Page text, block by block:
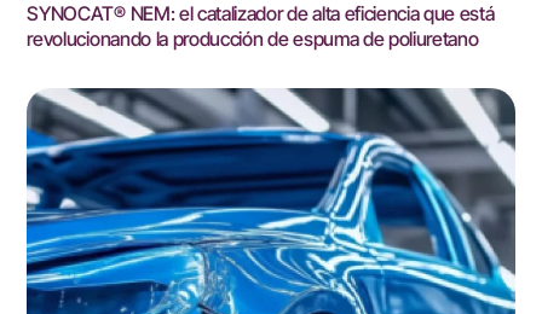
SYNOCAT® NEM: el catalizador de alta eficiencia que está
revolucionando la producción de espuma de poliuretano